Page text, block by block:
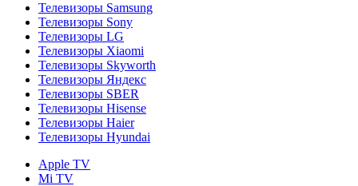
Телевизоры Samsung
Телевизоры Sony
Телевизоры LG
Телевизоры Xiaomi
Телевизоры Skyworth
Телевизоры Яндекс
Телевизоры SBER
Телевизоры Hisense
Телевизоры Haier
Телевизоры Hyundai
Apple TV
Mi TV